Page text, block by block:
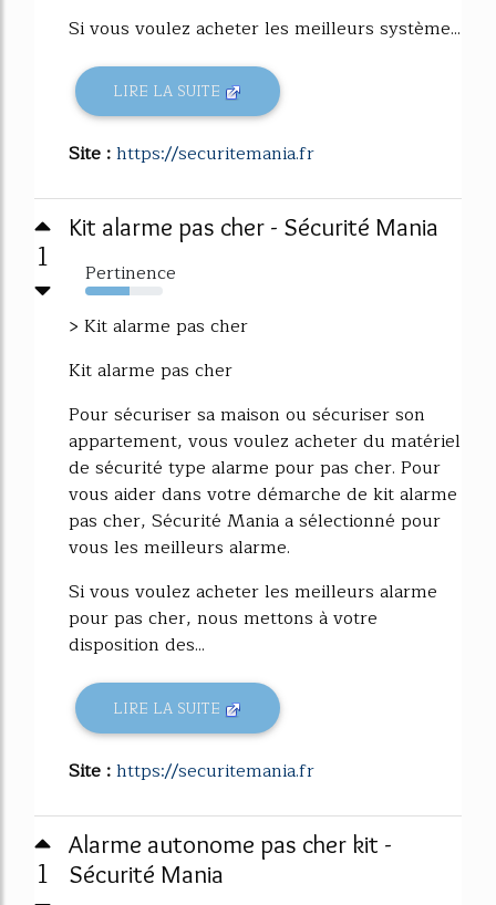
Si vous voulez acheter les meilleurs système...
LIRE LA SUITE
Site :https://securitemania.fr
1
Kit alarme pas cher - Sécurité Mania
Pertinence
57%
> Kit alarme pas cher
Kit alarme pas cher
Pour sécuriser sa maison ou sécuriser son
appartement, vous voulez acheter du matériel
de sécurité type alarme pour pas cher. Pour
vous aider dans votre démarche de kit alarme
pas cher, Sécurité Mania a sélectionné pour
vous les meilleurs alarme.
Si vous voulez acheter les meilleurs alarme
pour pas cher, nous mettons à votre
disposition des...
LIRE LA SUITE
Site :https://securitemania.fr
1
Alarme autonome pas cher kit -
Sécurité Mania